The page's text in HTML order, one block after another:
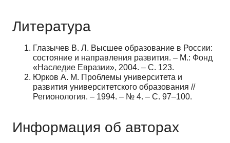
Литература
Глазычев В. Л. Высшее образование в России:
состояние и направления развития. – М.: Фонд
«Наследие Евразии», 2004. – C. 123.
Юрков А. М. Проблемы университета и
развития университетского образования //
Регионология. – 1994. – № 4. – С. 97–100.
Информация об авторах